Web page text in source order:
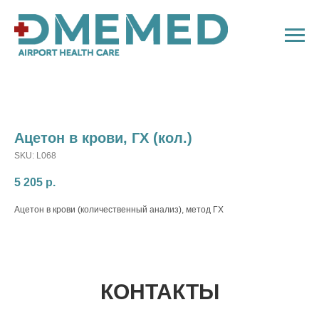
Ацетон в крови, ГХ (кол.)
SKU: L068
5 205 р.
Ацетон в крови (количественный анализ), метод ГХ
КОНТАКТЫ